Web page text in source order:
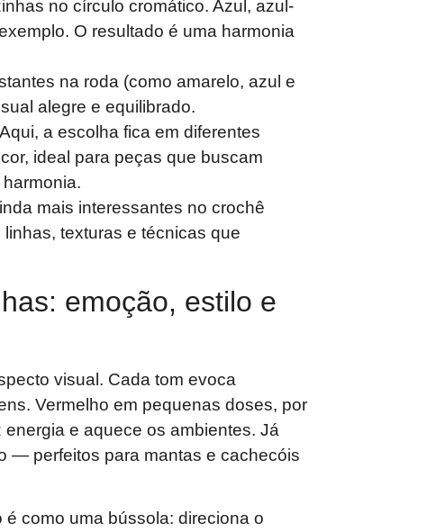
no círculo cromático. Azul, azul-
O resultado é uma harmonia
na roda (como amarelo, azul e
alegre e equilibrado.
Aqui, a escolha fica em diferentes
ideal para peças que buscam
mais interessantes no crochê
texturas e técnicas que
emoção, estilo e
visual. Cada tom evoca
Vermelho em pequenas doses, por
e aquece os ambientes. Já
— perfeitos para mantas e cachecóis
como uma bússola: direciona o